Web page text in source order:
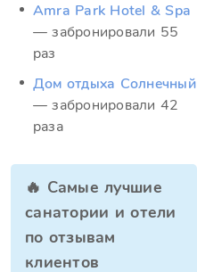
Amra Park Hotel & Spa
— забронировали 55
раз
Дом отдыха Солнечный
— забронировали 42
раза
🔥 Самые лучшие
санатории и отели
по отзывам
клиентов